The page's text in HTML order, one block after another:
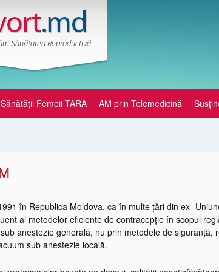
Sănătatea Reproductivă
to
content
Femeii TARA AM prin Telemedicină
în Republica Moldova, ca în multe țări din ex-
al metodelor eficiente de contracepție în scopul
anestezie generală, nu prin metodele de siguranță,
sub anestezie locală.